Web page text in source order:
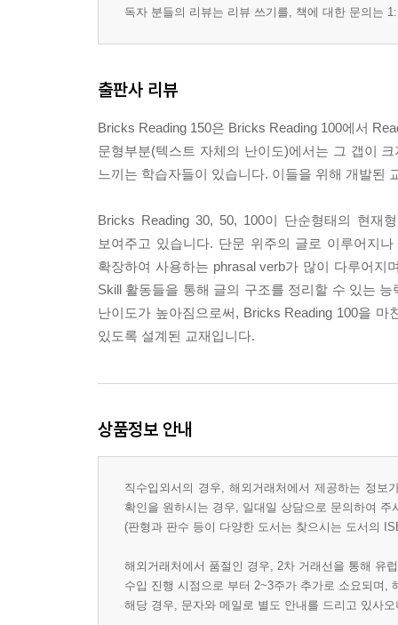
독자 분들의 리뷰는 리뷰 쓰기를, 책에 대한 문의는
출판사 리뷰
Bricks Reading 150은 Bricks Reading 100에서
문형부분(텍스트 자체의 난이도)에서는 그 갭이
느끼는 학습자들이 있습니다. 이들을 위해 개발된
Bricks Reading 30, 50, 100이 단순형태의 현재
보여주고 있습니다. 단문 위주의 글로 이루어지
확장하여 사용하는 phrasal verb가 많이 다루어지
Skill 활동들을 통해 글의 구조를 정리할 수 있는
난이도가 높아짐으로써, Bricks Reading 100을
있도록 설계된 교재입니다.
상품정보 안내
직수입외서의 경우, 해외거래처에서 제공하는 정
확인을 원하시는 경우, 일대일 상담으로 문의하여 주
(판형과 판수 등이 다양한 도서는 찾으시는 도서의
해외거래처에서 품절인 경우, 2차 거래선을 통해 유
수입 진행 시점으로 부터 2~3주가 추가로 소요되며,
해당 경우, 문자와 메일로 별도 안내를 드리고 있사